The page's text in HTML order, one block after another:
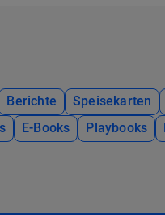
Berichte Speisekarten
E-Books Playbooks